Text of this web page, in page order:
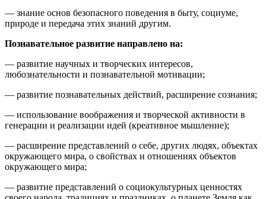
— знание основ безопасного поведения в быту, социуме,
природе и передача этих знаний другим.
Познавательное развитие направлено на:
— развитие научных и творческих интересов,
любознательности и познавательной мотивации;
— развитие познавательных действий, расширение сознания;
— использование воображения и творческой активности в
генерации и реализации идей (креативное мышление);
— расширение представлений о себе, других людях, объектах
окружающего мира, о свойствах и отношениях объектов
окружающего мира;
— развитие представлений о социокультурных ценностях